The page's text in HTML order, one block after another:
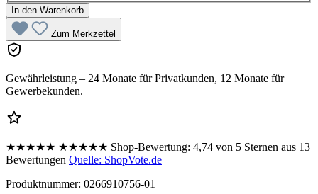
In den Warenkorb
Zum Merkzettel
Gewährleistung – 24 Monate für Privatkunden, 12 Monate für
Gewerbekunden.
★★★★★ ★★★★★ Shop-Bewertung: 4,74 von 5 Sternen aus 13
Bewertungen Quelle: ShopVote.de
Produktnummer: 0266910756-01